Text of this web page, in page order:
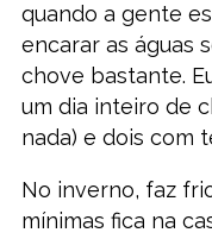
quando a gente
encarar as águas
chove bastante.
um dia inteiro de
nada) e dois com
No inverno, faz
mínimas fica na